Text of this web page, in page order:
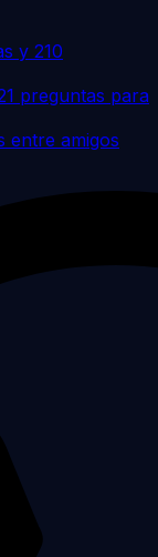
y 210
preguntas para
entre amigos